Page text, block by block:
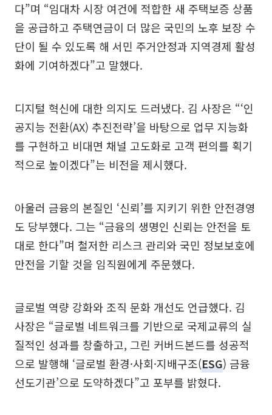
다”며 “임대차 시장 여건에 적합한 새 주택보증 상품
을 공급하고 주택연금이 더 많은 국민의 노후 보장 수
단이 될 수 있도록 해 서민 주거안정과 지역경제 활성
화에 기여하겠다”고 말했다.
디지털 혁신에 대한 의지도 드러냈다. 김 사장은 “‘인
공지능 전환(AX) 추진전략’을 바탕으로 업무 지능화
를 구현하고 비대면 채널 고도화로 고객 편의를 획기
적으로 높이겠다”는 비전을 제시했다.
아울러 금융의 본질인 ‘신뢰’를 지키기 위한 안전경영
도 당부했다. 그는 “금융의 생명인 신뢰는 안전을 토
대로 한다”며 철저한 리스크 관리와 국민 정보보호에
만전을 기할 것을 임직원에게 주문했다.
글로벌 역량 강화와 조직 문화 개선도 언급했다. 김
사장은 “글로벌 네트워크를 기반으로 국제교류의 실
질적인 성과를 창출하고, 그린 커버드본드를 성공적
으로 발행해 ‘글로벌 환경·사회·지배구조(ESG) 금융
선도기관’으로 도약하겠다”고 포부를 밝혔다.